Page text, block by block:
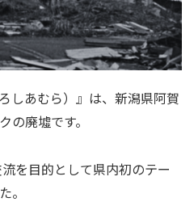
しあむら）』は、新潟県阿賀
の廃墟です。
を目的として県内初のテー
。